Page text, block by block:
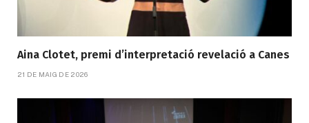
Aina Clotet, premi d’interpretació revelació a Canes
21 DE MAIG DE 2026